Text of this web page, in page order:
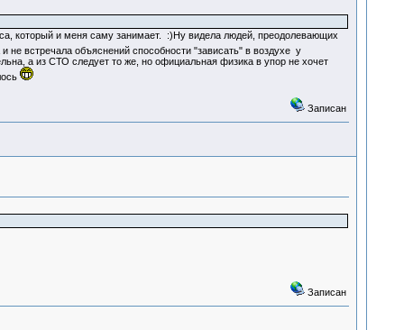
который и меня саму занимает. :)Ну видела людей, преодолевающих
не встречала объяснений способности "зависать" в воздухе у
а из СТО следует то же, но официальная физика в упор не хочет
Записан
Записан